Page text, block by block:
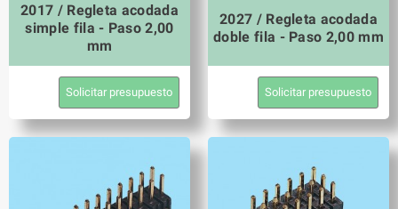
2017 / Regleta acodada
simple fila - Paso 2,00
mm
Solicitar presupuesto
2027 / Regleta acodada
doble fila - Paso 2,00 mm
Solicitar presupuesto